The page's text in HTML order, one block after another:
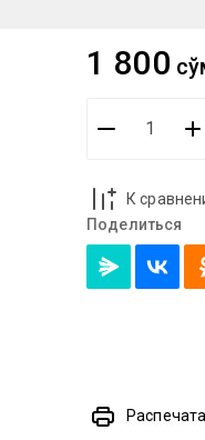
1 800
К
Поделиться